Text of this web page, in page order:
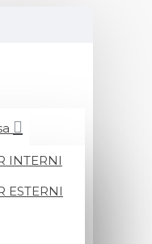
INTERNI
ESTERNI